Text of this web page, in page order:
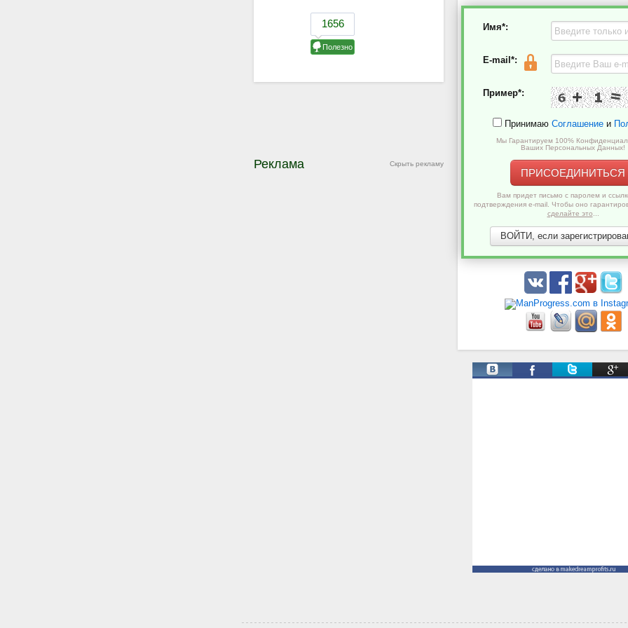
Скрыть рекламу
Реклама
Имя*:
E-mail*:
Пример*:
Принимаю Соглашениеи
Мы Гарантируем 100%
Ваших Персональных Данных!
ПРИСОЕДИНИТЬСЯ
Вам придет письмо с паролем и
подтверждения e-mail. Чтобы оно
сделайте это
ВОЙТИ, если